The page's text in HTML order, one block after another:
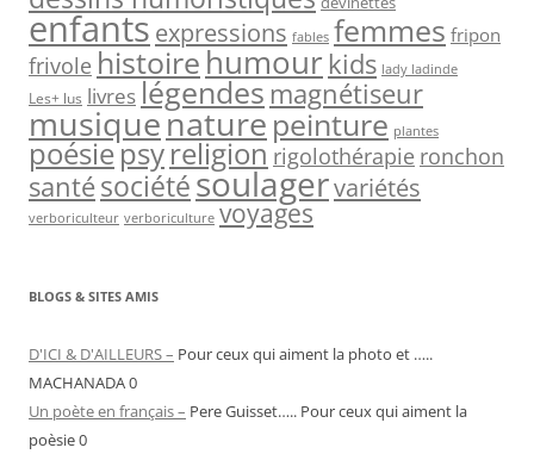
enfantsexpressions fables femmes fripon
frivole histoire humour kids lady ladinde
Les+ lus livreslégendes magnétiseur
musiquenature peinture plantes
poésiepsyreligion rigolothérapie ronchon
santésociétésoulagervariétés
verboriculteur verboriculture voyages
BLOGS & SITES AMIS
D'ICI & D'AILLEURS – Pour ceux qui aiment la photo et …..
MACHANADA 0
Un poète en français – Pere Guisset….. Pour ceux qui aiment la
poèsie 0